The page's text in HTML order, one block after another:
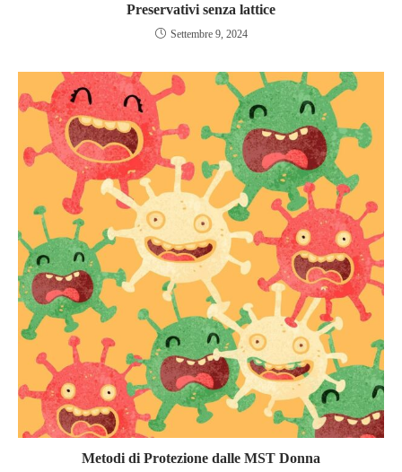
Preservativi senza lattice
Settembre 9, 2024
Metodi di Protezione dalle MST Donna